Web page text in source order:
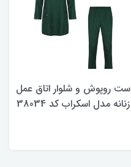
ست روپوش و شلوار اتاق عمل
زنانه مدل اسکراب کد 38034